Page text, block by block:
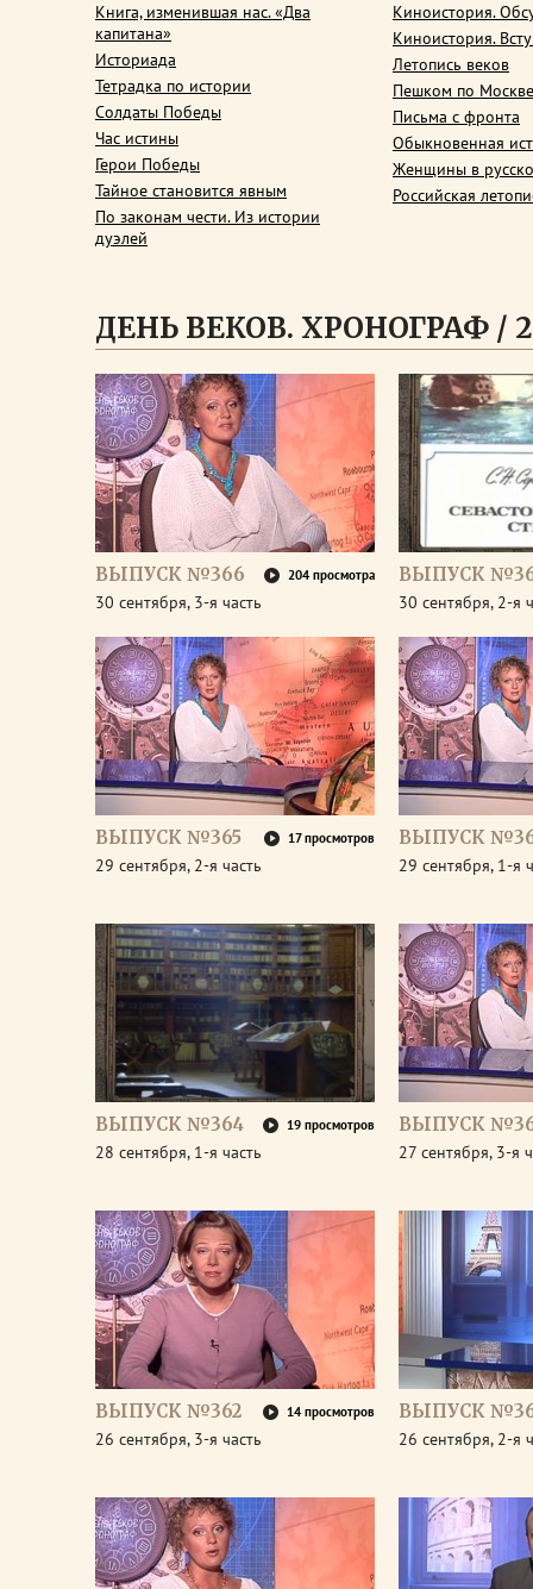
Книга, изменившая нас. «Два
капитана»
Историада
Тетрадка по истории
Солдаты Победы
Час истины
Герои Победы
Тайное становится явным
По законам чести. Из истории
дуэлей
Киноистория.
Киноистория.
Летопись веков
Пешком по Москве
Письма с фронта
Обыкновенная
Женщины в
Российская
ДЕНЬ ВЕКОВ. ХРОНОГРАФ /
ВЫПУСК №366 204 просмотра
30 сентября, 3-я часть
ВЫПУСК
30 сентября, 2-я
ВЫПУСК №365 17 просмотров
29 сентября, 2-я часть
ВЫПУСК
29 сентября, 1-я
ВЫПУСК №364 19 просмотров
28 сентября, 1-я часть
ВЫПУСК
27 сентября, 3-я
ВЫПУСК №362 14 просмотров
26 сентября, 3-я часть
ВЫПУСК
26 сентября, 2-я